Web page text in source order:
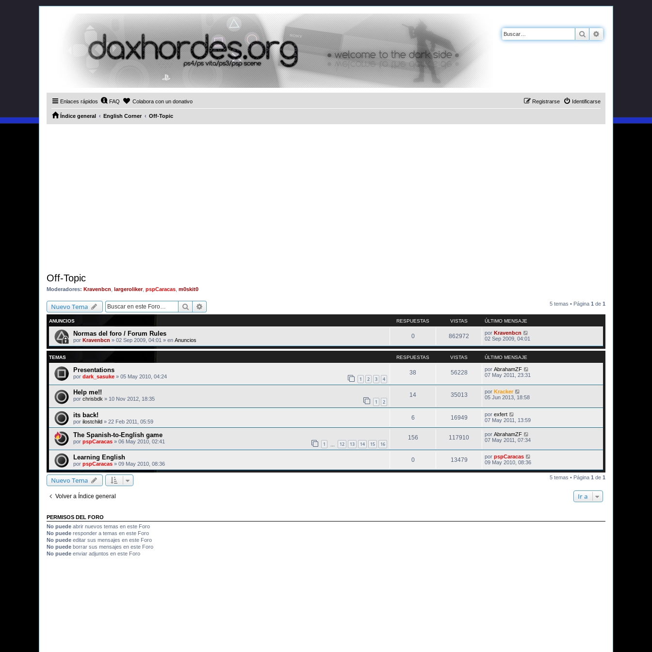
Buscar
Enlaces rápidos FAQ Colabora con un donativo Identificarse
Registrarse
Índice general English Corner Off-Topic
Off-Topic
Moderadores: Kravenbcn largeroliker, pspCaracas m0skit0
Nuevo Tema Buscar 5 temas • Página 1 de 1
ANUNCIOS RESPUESTAS VISTAS ÚLTIMO MENSAJE
Normas del foro / Forum Rules
por Kravenbcn » 02 Sep 2009, 04:01 » en Anuncios
0 862972 por Kravenbcn
02 Sep 2009, 04:01
TEMAS RESPUESTAS VISTAS ÚLTIMO MENSAJE
Presentations
por dark_sasuke » 05 May 2010, 04:24 1 2 3 4
38 56228 por AbrahamZF
07 May 2011, 23:31
Help me!!
por chrisbdk » 10 Nov 2012, 18:35 1 2
14 35013 por Kracker
05 Jun 2013, 18:58
its back!
por ilostchild » 22 Feb 2011, 05:59
6 16949 por exfert
07 May 2011, 13:59
The Spanish-to-English game
por pspCaracas » 06 May 2010, 02:41 1 12 13 14 15 16
156 117910 por AbrahamZF
07 May 2011, 07:34
Learning English
por pspCaracas » 09 May 2010, 08:36
0 13479 por pspCaracas
09 May 2010, 08:36
Nuevo Tema 5 temas • Página 1 de 1
Volver a Índice general Ir a
PERMISOS DEL FORO
No puede abrir nuevos temas en este Foro
No puede responder a temas en este Foro
No puede editar sus mensajes en este Foro
No puede borrar sus mensajes en este Foro
No puede enviar adjuntos en este Foro